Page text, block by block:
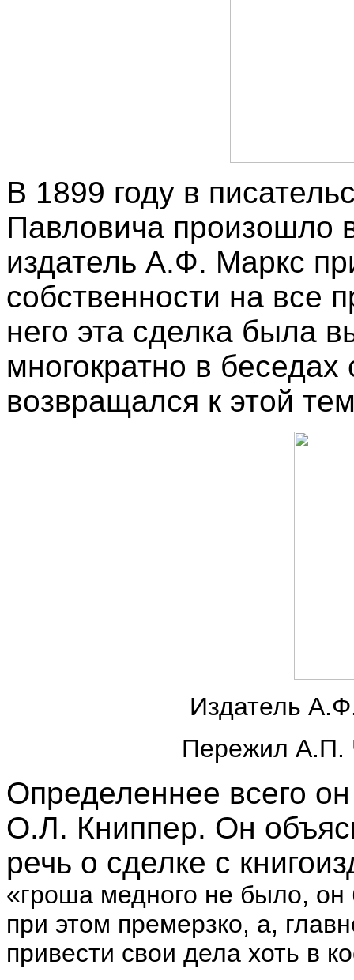
В 1899 году в
Павловича произошло
издатель А.Ф. Маркс
собственности на все
него эта сделка была
многократно в
возвращался к этой
Издатель
Пережил А.П.
Определеннее всего
О.Л. Книппер. Он
речь о сделке с
«гроша медного не было,
при этом премерзко, а,
привести свои дела хоть в